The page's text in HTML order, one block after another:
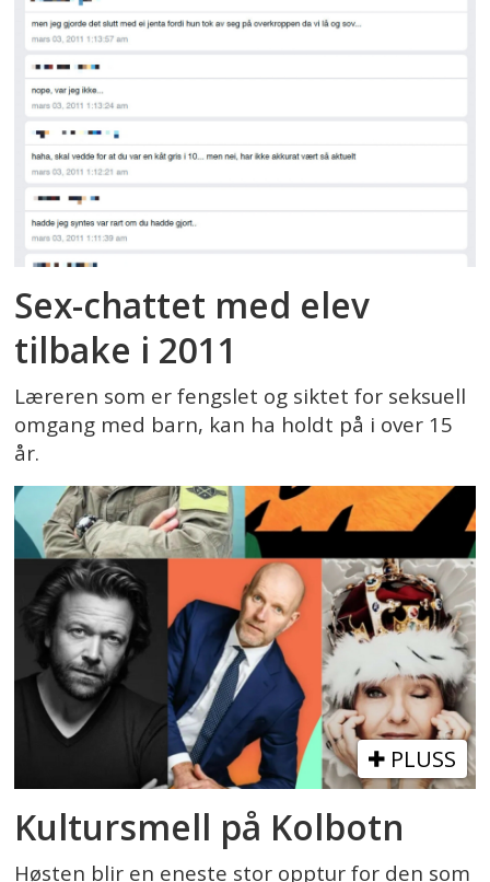
Sex-chattet med elev
tilbake i 2011
Læreren som er fengslet og siktet for seksuell
omgang med barn, kan ha holdt på i over 15
år.
PLUSS
Kultursmell på Kolbotn
Høsten blir en eneste stor opptur for den som